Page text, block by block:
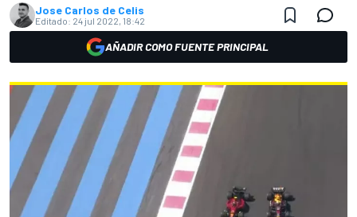
Jose Carlos de Celis
Editado: 24 jul 2022, 18:42
AÑADIR COMO FUENTE PRINCIPAL